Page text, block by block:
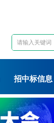
招中标信息